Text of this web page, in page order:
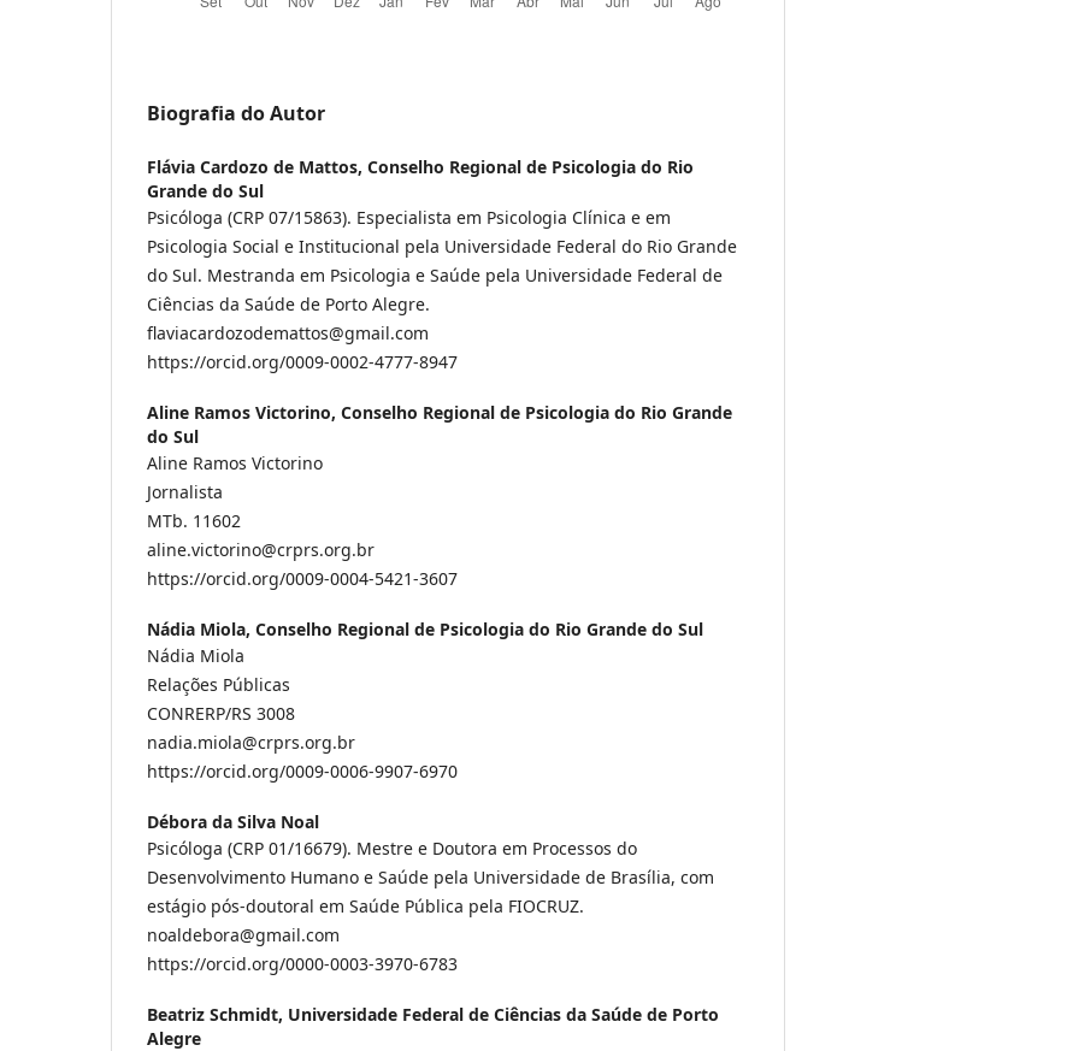
Biografia do Autor
Flávia Cardozo de Mattos, Conselho Regional de Psicologia do Rio
Grande do Sul
Psicóloga (CRP 07/15863). Especialista em Psicologia Clínica e em
Psicologia Social e Institucional pela Universidade Federal do Rio Grande
do Sul. Mestranda em Psicologia e Saúde pela Universidade Federal de
Ciências da Saúde de Porto Alegre.
flaviacardozodemattos@gmail.com
https://orcid.org/0009-0002-4777-8947
Aline Ramos Victorino, Conselho Regional de Psicologia do Rio Grande
do Sul
Aline Ramos Victorino
Jornalista
MTb. 11602
aline.victorino@crprs.org.br
https://orcid.org/0009-0004-5421-3607
Nádia Miola, Conselho Regional de Psicologia do Rio Grande do Sul
Nádia Miola
Relações Públicas
CONRERP/RS 3008
nadia.miola@crprs.org.br
https://orcid.org/0009-0006-9907-6970
Débora da Silva Noal
Psicóloga (CRP 01/16679). Mestre e Doutora em Processos do
Desenvolvimento Humano e Saúde pela Universidade de Brasília, com
estágio pós-doutoral em Saúde Pública pela FIOCRUZ.
noaldebora@gmail.com
https://orcid.org/0000-0003-3970-6783
Beatriz Schmidt, Universidade Federal de Ciências da Saúde de Porto
Alegre